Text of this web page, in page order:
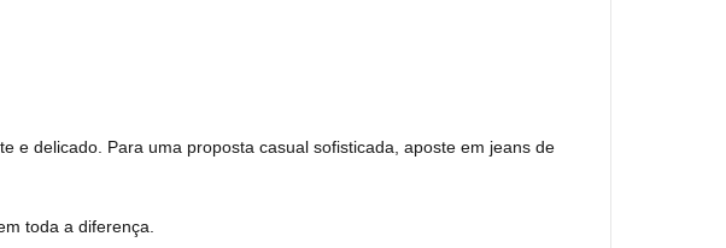
e delicado. Para uma proposta casual sofisticada, aposte em jeans de
toda a diferença.